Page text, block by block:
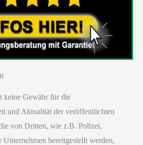
keine Gewähr für die
und Aktualität der veröffentlichten
von Dritten, wie z.B. Polizei,
Unternehmen bereitgestellt werden,